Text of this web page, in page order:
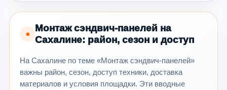
●
Монтаж сэндвич-панелей на
Сахалине: район, сезон и доступ
На Сахалине по теме «Монтаж сэндвич-панелей»
важны район, сезон, доступ техники, доставка
материалов и условия площадки. Эти вводные